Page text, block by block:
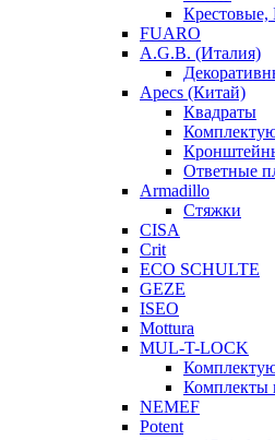
Крестовые,
FUARO
A.G.B. (Италия)
Apecs (Китай)
Квадраты
Ответные
Armadillo
Стяжки
CISA
Crit
ECO SCHULTE
GEZE
ISEO
Mottura
MUL-T-LOCK
Комплекты
NEMEF
Potent